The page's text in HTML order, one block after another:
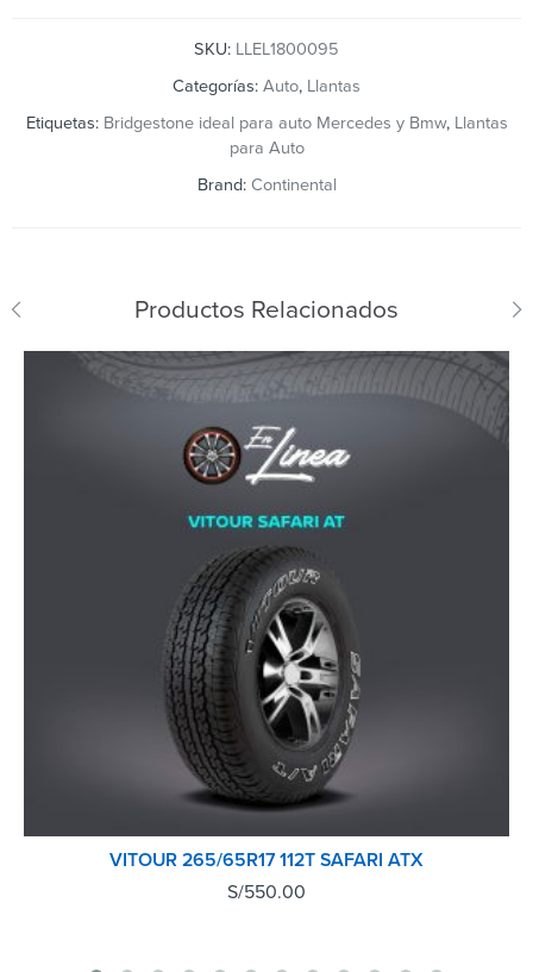
SKU: LLEL1800095
Categorías: Auto, Llantas
Etiquetas: Bridgestone ideal para auto Mercedes y Bmw, Llantas
para Auto
Brand: Continental
Productos Relacionados
VITOUR 265/65R17 112T SAFARI ATX
S/550.00